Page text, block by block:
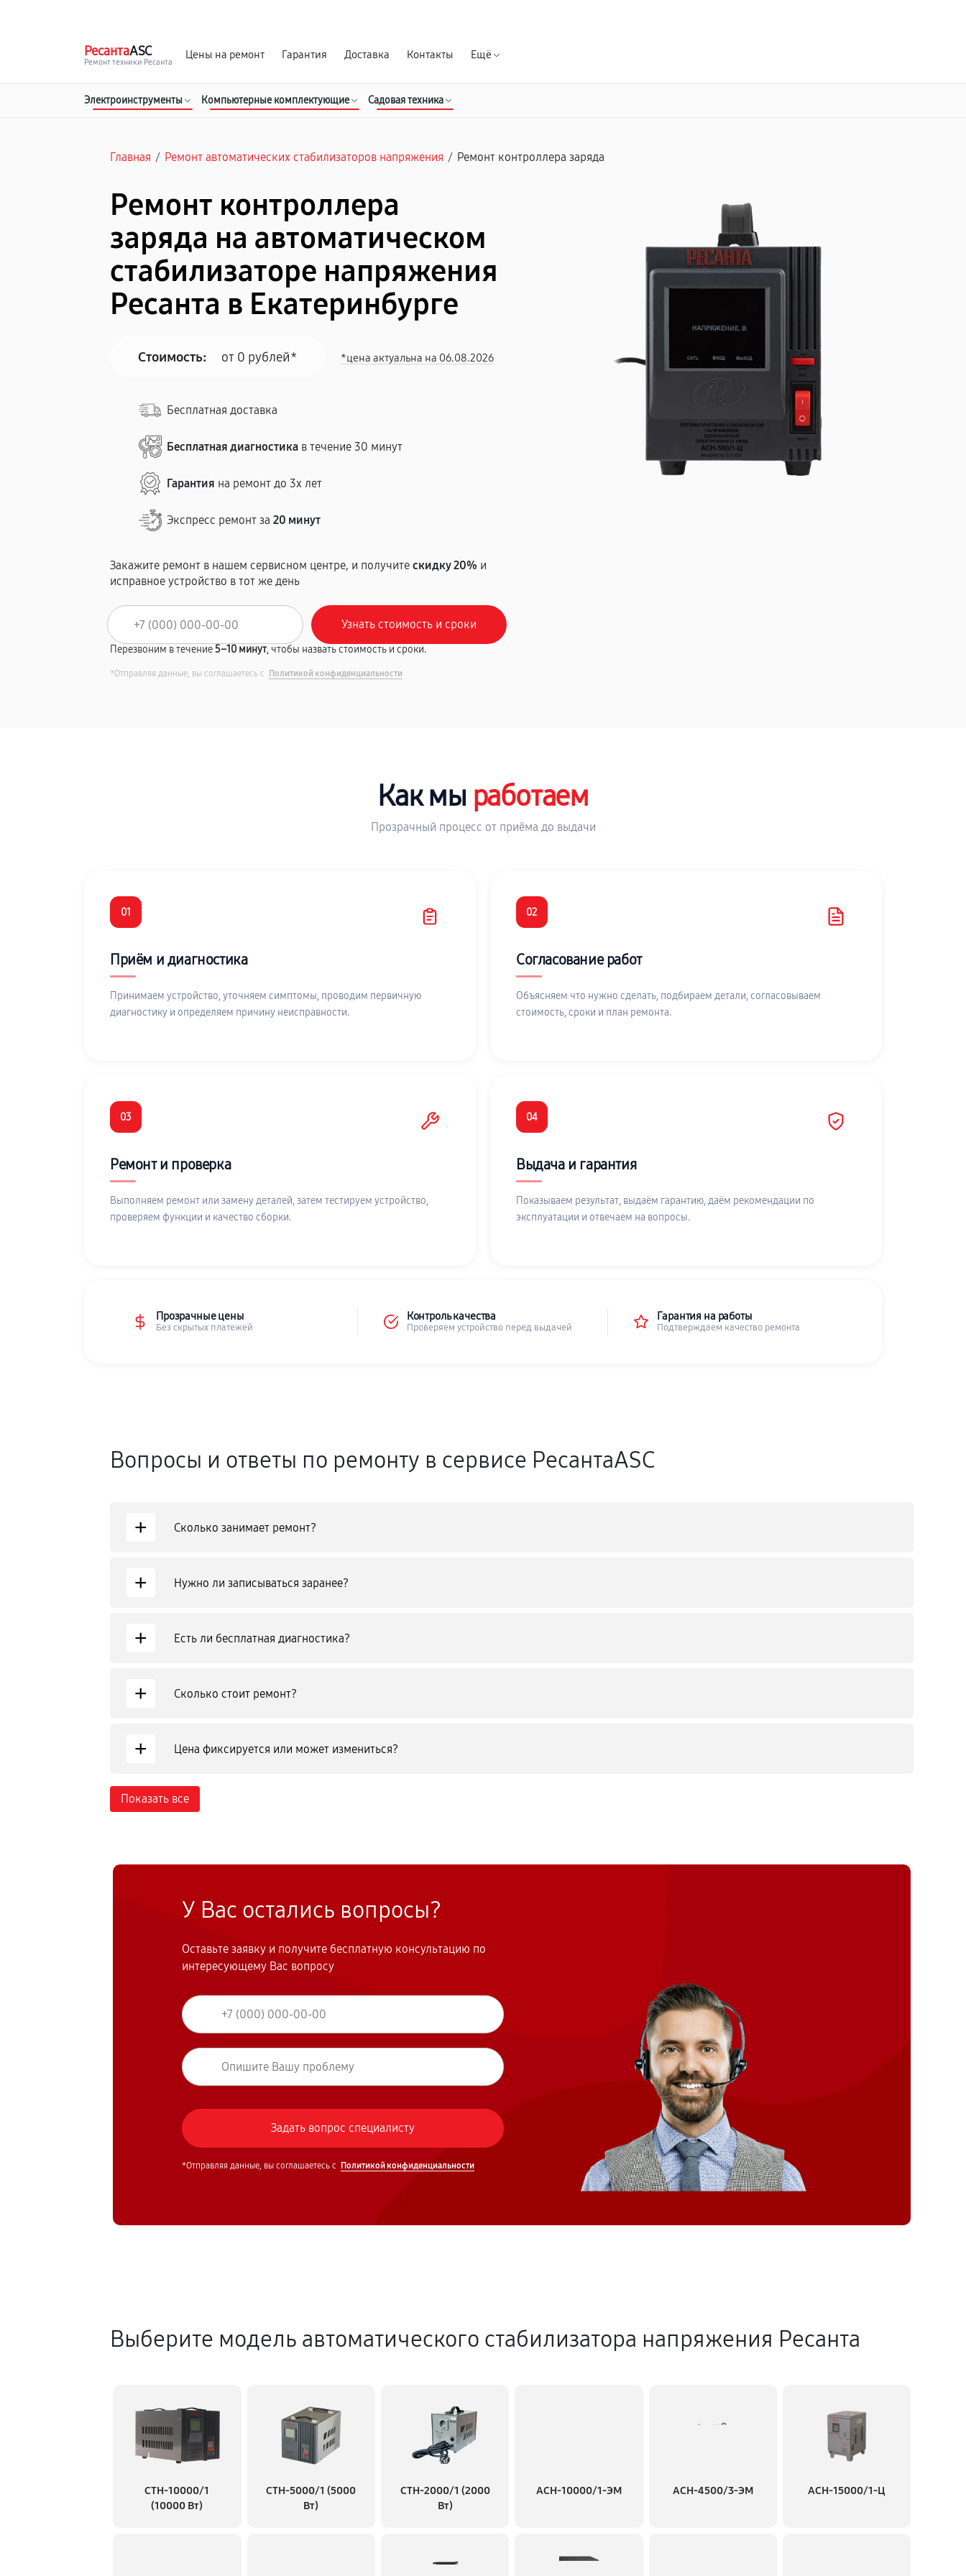
РесантаASC
Ремонт техники Ресанта
Цены на ремонт Гарантия Доставка Контакты Ещё
Электроинструменты Компьютерные комплектующие Садовая техника
Главная / Ремонт автоматических стабилизаторов напряжения / Ремонт контроллера заряда
Ремонт контроллера
заряда на автоматическом
стабилизаторе напряжения
Ресанта в Екатеринбурге
Стоимость: от 0 рублей* *цена актуальна на 06.08.2026
Бесплатная доставка
Бесплатная диагностика в течение 30 минут
Гарантия на ремонт до 3х лет
Экспресс ремонт за20 минут
Закажите ремонт в нашем сервисном центре, и получитескидку 20% и
исправное устройство в тот же день
Перезвоним в течение5–10 минут, чтобы назвать стоимость и сроки.
*Отправляя данные, вы соглашаетесь с Политикой конфиденциальности
Как мы работаем
Прозрачный процесс от приёма до выдачи
01
Приём и диагностика
Принимаем устройство, уточняем симптомы, проводим первичную
диагностику и определяем причину неисправности.
02
Согласование работ
Объясняем что нужно сделать, подбираем детали, согласовываем
стоимость, сроки и план ремонта.
03
Ремонт и проверка
Выполняем ремонт или замену деталей, затем тестируем устройство,
проверяем функции и качество сборки.
04
Выдача и гарантия
Показываем результат, выдаём гарантию, даём рекомендации по
эксплуатации и отвечаем на вопросы.
Прозрачные цены
Без скрытых платежей
Контроль качества
Проверяем устройство перед выдачей
Гарантия на работы
Подтверждаем качество ремонта
Вопросы и ответы по ремонту в сервисе РесантаASC
+ Сколько занимает ремонт?
+ Нужно ли записываться заранее?
+ Есть ли бесплатная диагностика?
+ Сколько стоит ремонт?
+ Цена фиксируется или может измениться?
Показать все
У Вас остались вопросы?
Оставьте заявку и получите бесплатную консультацию по
интересующему Вас вопросу
*Отправляя данные, вы соглашаетесь с Политикой конфиденциальности
Выберите модель автоматического стабилизатора напряжения Ресанта
СТН-10000/1
(10000 Вт)
СТН-5000/1 (5000
Вт)
СТН-2000/1 (2000
Вт)
АСН-10000/1-ЭМ АСН-4500/3-ЭМ АСН-15000/1-Ц